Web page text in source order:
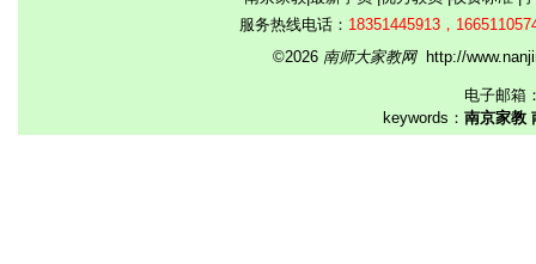
服务热线电话： 18351445913，
©2026 南师大家教网http://
电子邮箱
keywords： 南京家教